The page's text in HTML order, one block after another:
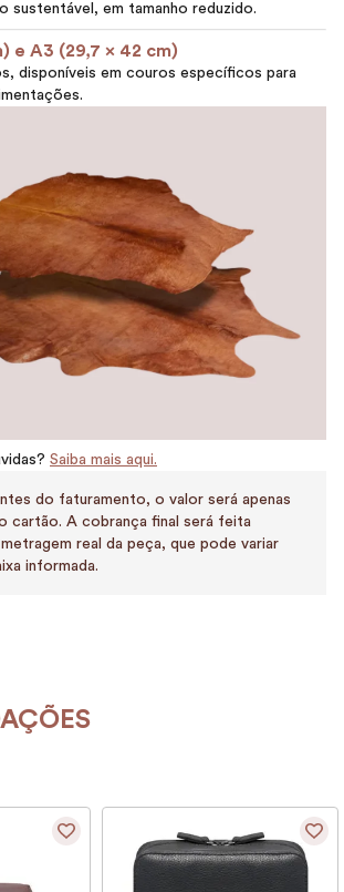
sustentável, em tamanho reduzido.
e A3 (29,7 x 42 cm)
disponíveis em couros específicos para
Saiba mais aqui.
do faturamento, o valor será apenas
cartão. A cobrança final será feita
real da peça, que pode variar
informada.